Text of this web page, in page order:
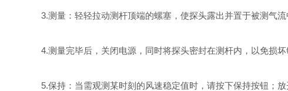
3.测量：轻轻拉动测杆顶端的螺塞，使探头露出并置于被测气流
4.测量完毕后，关闭电源，同时将探头密封在测杆内，以免损坏
5.保持：当需观测某时刻的风速稳定值时，请按下保持按钮；放